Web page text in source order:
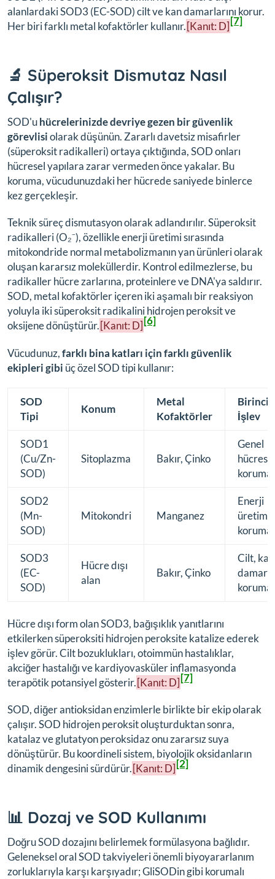
alanlardaki SOD3 (EC-SOD) cilt ve kan damarlarını korur.
Her biri farklı metal kofaktörler kullanır.[Kanıt: D][7]
🔬 Süperoksit Dismutaz Nasıl
Çalışır?
SOD'uhücrelerinizde devriye gezen bir güvenlik
görevlisiolarak düşünün. Zararlı davetsiz misafirler
(süperoksit radikalleri) ortaya çıktığında, SOD onları
hücresel yapılara zarar vermeden önce yakalar. Bu
koruma, vücudunuzdaki her hücrede saniyede binlerce
kez gerçekleşir.
Teknik süreç dismutasyon olarak adlandırılır. Süperoksit
radikalleri (O₂⁻), özellikle enerji üretimi sırasında
mitokondride normal metabolizmanın yan ürünleri olarak
oluşan kararsız moleküllerdir. Kontrol edilmezlerse, bu
radikaller hücre zarlarına, proteinlere ve DNA'ya saldırır.
SOD, metal kofaktörler içeren iki aşamalı bir reaksiyon
yoluyla iki süperoksit radikalini hidrojen peroksit ve
oksijene dönüştürür.[Kanıt: D][6]
Vücudunuz,farklı bina katları için farklı güvenlik
ekipleri gibi üç özel SOD tipi kullanır:
SOD
Tipi
Konum
Metal
Kofaktörler
Birincil
İşlev
SOD1
(Cu/Zn-
SOD)
Sitoplazma Bakır, Çinko
Genel
hücresel
koruma
SOD2
(Mn-
SOD)
Mitokondri Manganez
Enerji
üretimi
SOD3
(EC-
SOD)
Hücre dışı
alan
Bakır, Çinko
Cilt, kan
damarı
Hücre dışı form olan SOD3, bağışıklık yanıtlarını
etkilerken süperoksiti hidrojen peroksite katalize ederek
işlev görür. Cilt bozuklukları, otoimmün hastalıklar,
akciğer hastalığı ve kardiyovasküler inflamasyonda
terapötik potansiyel gösterir.[Kanıt: D][7]
SOD, diğer antioksidan enzimlerle birlikte bir ekip olarak
çalışır. SOD hidrojen peroksit oluşturduktan sonra,
katalaz ve glutatyon peroksidaz onu zararsız suya
dönüştürür. Bu koordineli sistem, biyolojik oksidanların
dinamik dengesini sürdürür.[Kanıt: D][2]
📊 Dozaj ve SOD Kullanımı
Doğru SOD dozajını belirlemek formülasyona bağlıdır.
Geleneksel oral SOD takviyeleri önemli biyoyararlanım
zorluklarıyla karşı karşıyadır; GliSODin gibi korumalı